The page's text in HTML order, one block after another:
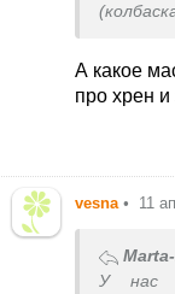
А какое
про хрен
vesna • 11
У нас